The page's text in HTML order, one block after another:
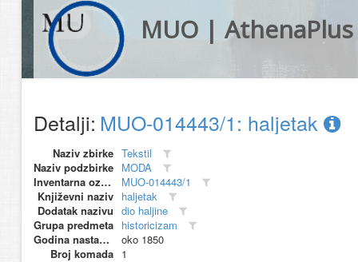
MUO | AthenaPlus
Detalji: MUO-014443/1: haljetak
Naziv zbirke Tekstil
Naziv podzbirke MODA
Inventarna oznaka
MUO-014443/1
Književni naziv haljetak
Dodatak nazivu dio haljine
Grupa predmeta historicizam
Godina nastanka
oko 1850
Broj komada 1